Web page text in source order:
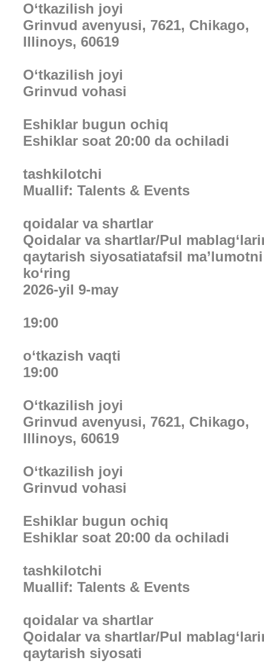
O‘tkazilish joyi
Grinvud avenyusi, 7621, Chikago,
Illinoys, 60619
O‘tkazilish joyi
Grinvud vohasi
Eshiklar bugun ochiq
Eshiklar soat 20:00 da ochiladi
tashkilotchi
Muallif: Talents & Events
qoidalar va shartlar
Qoidalar va shartlar/Pul
qaytarish siyosatiatafsil ma’lumotni
ko‘ring
2026-yil 9-may
19:00
o‘tkazish vaqti
19:00
O‘tkazilish joyi
Grinvud avenyusi, 7621, Chikago,
Illinoys, 60619
O‘tkazilish joyi
Grinvud vohasi
Eshiklar bugun ochiq
Eshiklar soat 20:00 da ochiladi
tashkilotchi
Muallif: Talents & Events
qoidalar va shartlar
Qoidalar va shartlar/Pul
qaytarish siyosati